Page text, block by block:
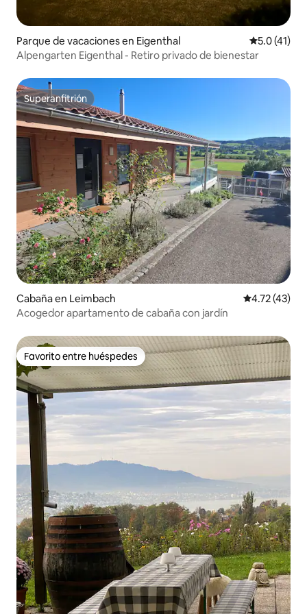
Parque de vacaciones en Eigenthal Calificación
5.0 (41)
Alpengarten Eigenthal - Retiro privado de bienestar
Superanfitrión
Superanfitrión
Cabaña en Leimbach Calificación
4.72 (43)
Acogedor apartamento de cabaña con jardín
Favorito entre huéspedes
Favorito entre huéspedes